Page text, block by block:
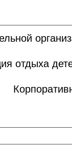
отдыха